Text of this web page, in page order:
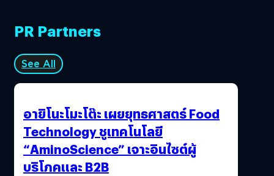
PR Partners
See All
อายิโนะโมะโต๊ะ เผยยุทธศาสตร์ Food
Technology ชูเทคโนโลยี
“AminoScience” เจาะอินไซต์ผู้
บริโภคและ B2B